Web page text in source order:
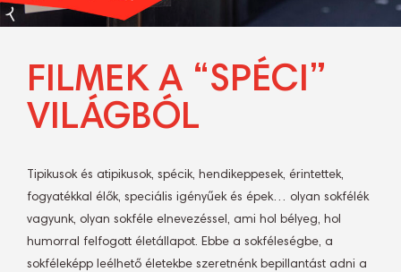
FILMEK A “SPÉCI”
VILÁGBÓL
Tipikusok és atipikusok, spécik, hendikeppesek, érintettek,
fogyatékkal élők, speciális igényűek és épek… olyan sokfélék
vagyunk, olyan sokféle elnevezéssel, ami hol bélyeg, hol
humorral felfogott életállapot. Ebbe a sokféleségbe, a
sokféleképp leélhető életekbe szeretnénk bepillantást adni a